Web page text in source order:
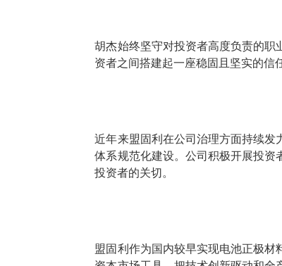
胡杰始终坚守对投资者高度负责的职
资者之间搭建起一座稳固且坚实的信
近年来盟固利在公司治理方面持续发
体系规范化建设。公司积极开展投资
投资者的关切。
盟固利作为国内较早实现电池正极材